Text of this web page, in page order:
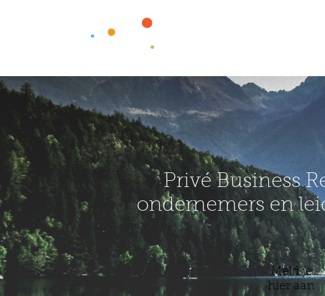
Privé Business
ondernemers en
Meld je
hier aan